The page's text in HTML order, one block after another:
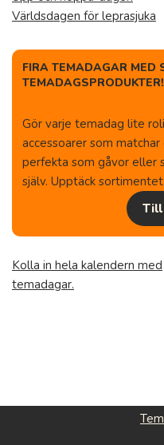
Världsdagen för leprasjuka
FIRA TEMADAGAR MED
TEMADAGSPRODUKTER!
Gör varje temadag lite
accessoarer som
perfekta som gåvor eller
själv. Upptäck
Till
Kolla in hela kalendern med
temadagar.